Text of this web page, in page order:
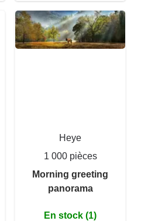
Heye
1 000 pièces
Morning greeting
panorama
En stock (1)